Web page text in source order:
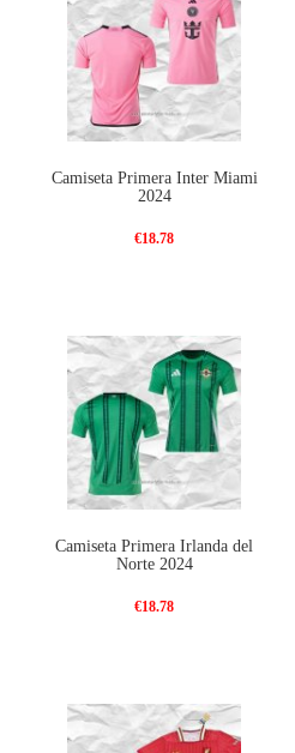
Camiseta Primera Inter Miami
2024
€18.78
Camiseta Primera Irlanda del
Norte 2024
€18.78